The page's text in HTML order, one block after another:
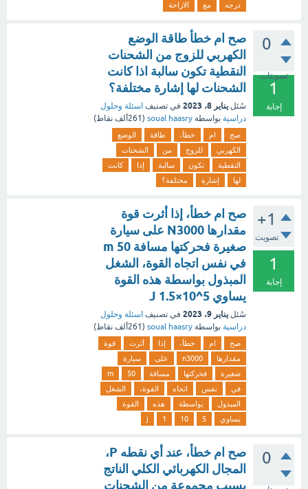
درجه
مع الازاحة
0
تصويتات
1
إجابة
صح ام خطأ طاقة الوضع
الكهربي للزوج من الشحنات
النقطية تكون سالبة اذا كانت
الشحنات لها إشارة مختلفة؟
سُئل يناير 8، 2023 في تصنيف اسئلة وحلول
دراسية بواسطة soual haasry
( 261ألف نقاط)
صح ام خطأ، طاقة
الوضع
الكهربي
للزوج من
الشحنات
النقطية
تكون سالبة إذا
كانت
لها
إشارة مختلفة؟
+1
تصويت
1
إجابة
صح ام خطأ، إذا أثرت قوة
مقدارها N3000 على سيارة
صغيرة فحركتها مسافة 50 m
في نفس اتجاه القوة، الشغل
المبذول بواسطة هذه القوة
يساوي 5^10×1.5 J
سُئل يناير 9، 2023 في تصنيف اسئلة وحلول
دراسية بواسطة soual haasry
( 261ألف نقاط)
صح ام خطأ، إذا أثرت
قوة
مقدارها
n3000 على
سيارة
صغيرة
فحركتها مسافة 50
m
في
نفس اتجاه القوة،
الشغل
المبذول
بواسطة هذه
القوة
يساوي
5
10
1
j
0
صح ام خطأ، عند أي نقطه P،
المجال الكهربائي الكلي الناتج
بسبب مجموعة من الشحنات